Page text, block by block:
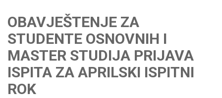
OBAVJEŠTENJE ZA
STUDENTE OSNOVNIH I
MASTER STUDIJA PRIJAVA
ISPITA ZA APRILSKI ISPITNI
ROK